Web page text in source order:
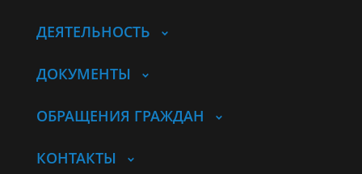
ДЕЯТЕЛЬНОСТЬ
ДОКУМЕНТЫ
ОБРАЩЕНИЯ ГРАЖДАН
КОНТАКТЫ